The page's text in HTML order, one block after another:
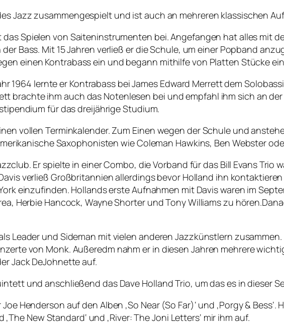
Jazz zusammengespielt und ist auch an mehreren klassischen
Spielen von Saiteninstrumenten bei. Angefangen hat alles mit
Bass. Mit 15 Jahren verließ er die Schule, um einer Popband
einen Kontrabass ein und begann mithilfe von Platten Stücke
1964 lernte er Kontrabass bei James Edward Merrett dem
brachte ihm auch das Notenlesen bei und empfahl ihm sich an
für das dreijährige Studium.
vollen Terminkalender. Zum Einen wegen der Schule und
Saxophonisten wie Coleman Hawkins, Ben Webster
Er spielte in einer Combo, die Vorband für das Bill Evans Trio
verließ Großbritannien allerdings bevor Holland ihn
einzufinden. Hollands erste Aufnahmen mit Davis waren im
Herbie Hancock, Wayne Shorter und Tony Williams zu
Leader und Sideman mit vielen anderen Jazzkünstlern
von Monk. Außeredm nahm er in diesen Jahren mehrere
Jack DeJohnette auf.
und anschließend das Dave Holland Trio, um das es in dieser
Henderson auf den Alben ‚So Near (So Far)‘ und ‚Porgy &
New Standard‘ und ‚River: The Joni Letters‘ mir ihm auf.